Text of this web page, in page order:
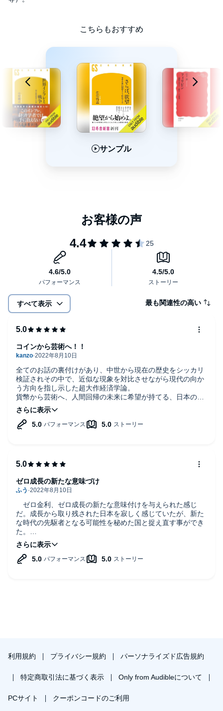
とよくなるのではなく現在が最高なのである。すなわち、「より
近く、よりゆっくり、より寛容に」が新たな行動原理となる社会
こちらもおすすめ
サンプル
すべて表示 最も関連性の高い
全てのお話の裏付けがあり、中世から現在の歴史をシッカリ
検証されその中で、近似な現象を対比させながら現代の向か
う方向を指し示した超大作経済学論。
貨幣から芸術へ、人間回帰の未来に希望が持てる、日本の政
治家や起業家が認識するべき経済リテラシー必須の本。
コインから芸術へ！！
ゼロ金利、ゼロ成長の新たな意味付けを与えられた感じ
だ。成長から取り残された日本を寂しく感じていたが、新た
な時代の先駆者となる可能性を秘めた国と捉え直す事ができ
た。
より近くに、よりゆっくり、より寛容に、未来から現在に
焦点を当てて生きていきたいと読み終えて思った。
刺激的な作品をありがとうございました。
ゼロ成長の新たな意味づけ
利用規約 プライバシー規約 パーソナライズド広告規約
特定商取引法に基づく表示 Only from Audibleについて
PCサイト クーポンコードのご利用